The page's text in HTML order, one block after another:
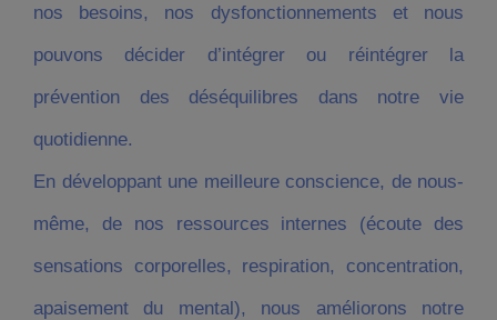
nos besoins, nos dysfonctionnements et nous
pouvons décider d’intégrer ou réintégrer la
prévention des déséquilibres dans notre vie
quotidienne.
En développant une meilleure conscience, de nous-
même, de nos ressources internes (écoute des
sensations corporelles, respiration, concentration,
apaisement du mental), nous améliorons notre